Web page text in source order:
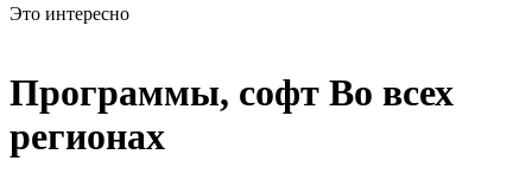
Это интересно
Программы, софт Во всех
регионах